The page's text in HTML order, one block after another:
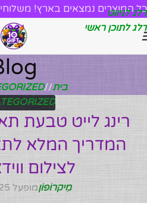
דלג לניווט
דלג לתוכן ראשי
כל המוצרים נמצאים בארץ!
בית/
המדריך המלא
לצילום
מִיקרוֹפוֹןמופעל 24/10/2025